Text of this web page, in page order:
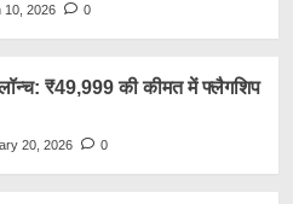
10, 2026
0
₹49,999 की कीमत में फ्लैगशिप
20, 2026
0